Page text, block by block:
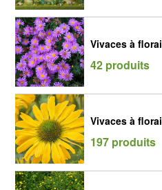
Vivaces à
42 produits
Vivaces à
197 produits